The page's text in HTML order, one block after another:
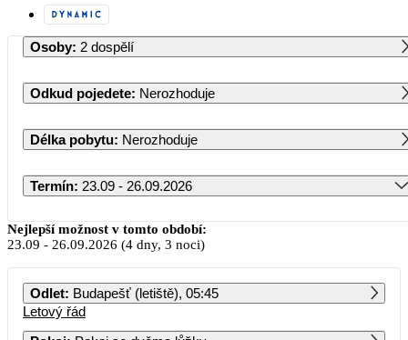
Osoby: 2 dospělí
Odkud pojedete: Nerozhoduje
Délka pobytu: Nerozhoduje
Termín: 23.09 - 26.09.2026
Září 2026
PO ÚT ST ČT PÁ SO NE
12 579 14 399 18 059
Nejlepší možnost v tomto období:
23.09 - 26.09.2026 (4 dny, 3 noci)
Odlet: Budapešť (letiště), 05:45
Letový řád